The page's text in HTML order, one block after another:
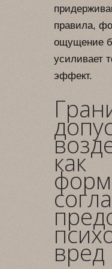
правила,
ощущение
усиливает
эффект.
как
вред